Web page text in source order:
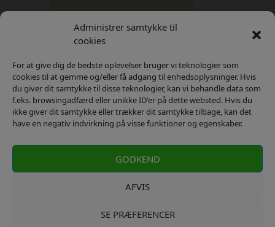
Administrer samtykke til
cookies
For at give dig de bedste oplevelser bruger vi teknologier som
cookies til at gemme og/eller få adgang til enhedsoplysninger. Hvis
du giver dit samtykke til disse teknologier, kan vi behandle data som
f.eks. browsingadfærd eller unikke ID'er på dette websted. Hvis du
ikke giver dit samtykke eller trækker dit samtykke tilbage, kan det
have en negativ indvirkning på visse funktioner og egenskaber.
GODKEND
AFVIS
SE PRÆFERENCER
Kontakt